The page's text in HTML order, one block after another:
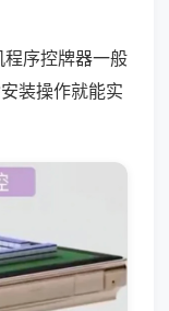
序控牌器一般
装操作就能实